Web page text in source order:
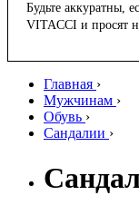
Будьте аккуратны,
VITACCI и просят
Главная ›
Мужчинам ›
Обувь ›
Сандалии ›